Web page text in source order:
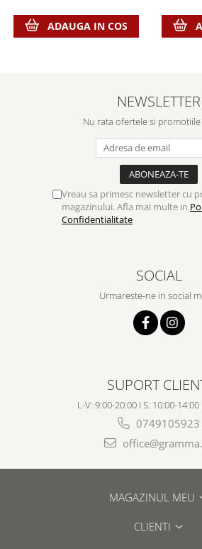
ADAUGA IN COS
NEWSLETTER
Nu rata ofertele si
Vreau sa primesc newsletter cu
magazinului. Afla mai multe in
Confidentialitate
SOCIAL
Urmareste-ne in social
SUPORT
L-V: 9:00-20:00 I S: 10:00-
0749105923
MAGAZINUL MEU
CLIENTI